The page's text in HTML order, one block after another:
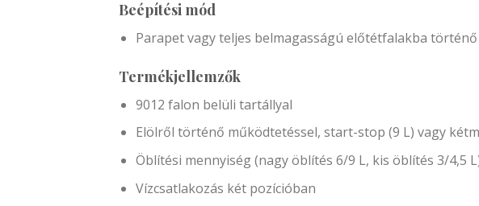
Beépítési mód
Parapet vagy teljes belmagasságú előtétfalakba
Termékjellemzők
9012 falon belüli tartállyal
Elölről történő működtetéssel, start-stop (9 L) vagy
Öblítési mennyiség (nagy öblítés 6/9 L, kis öblítés 3/4,5
Vízcsatlakozás két pozícióban